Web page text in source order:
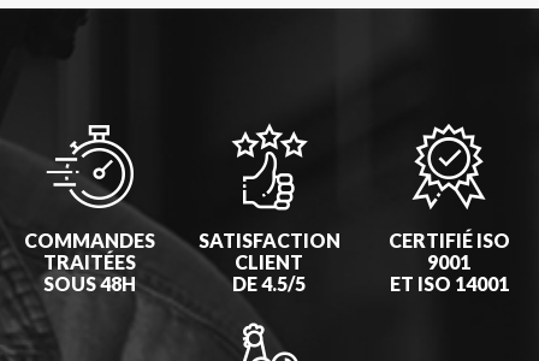
COMMANDES
TRAITÉES
SOUS 48H
SATISFACTION
CLIENT
DE 4.5/5
CERTIFIÉ ISO
9001
ET ISO 14001